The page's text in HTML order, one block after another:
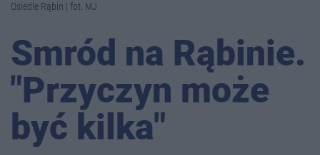
Osiedle Rąbin | fot. MJ
Smród na Rąbinie.
"Przyczyn może
być kilka"